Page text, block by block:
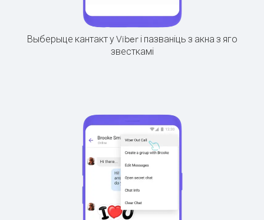
Выберыце кантакт у Viber і пазваніць з акна з яго
звесткамі